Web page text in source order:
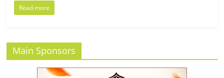
รน
ไชส์,
ที่
Read more
Main Sponsors